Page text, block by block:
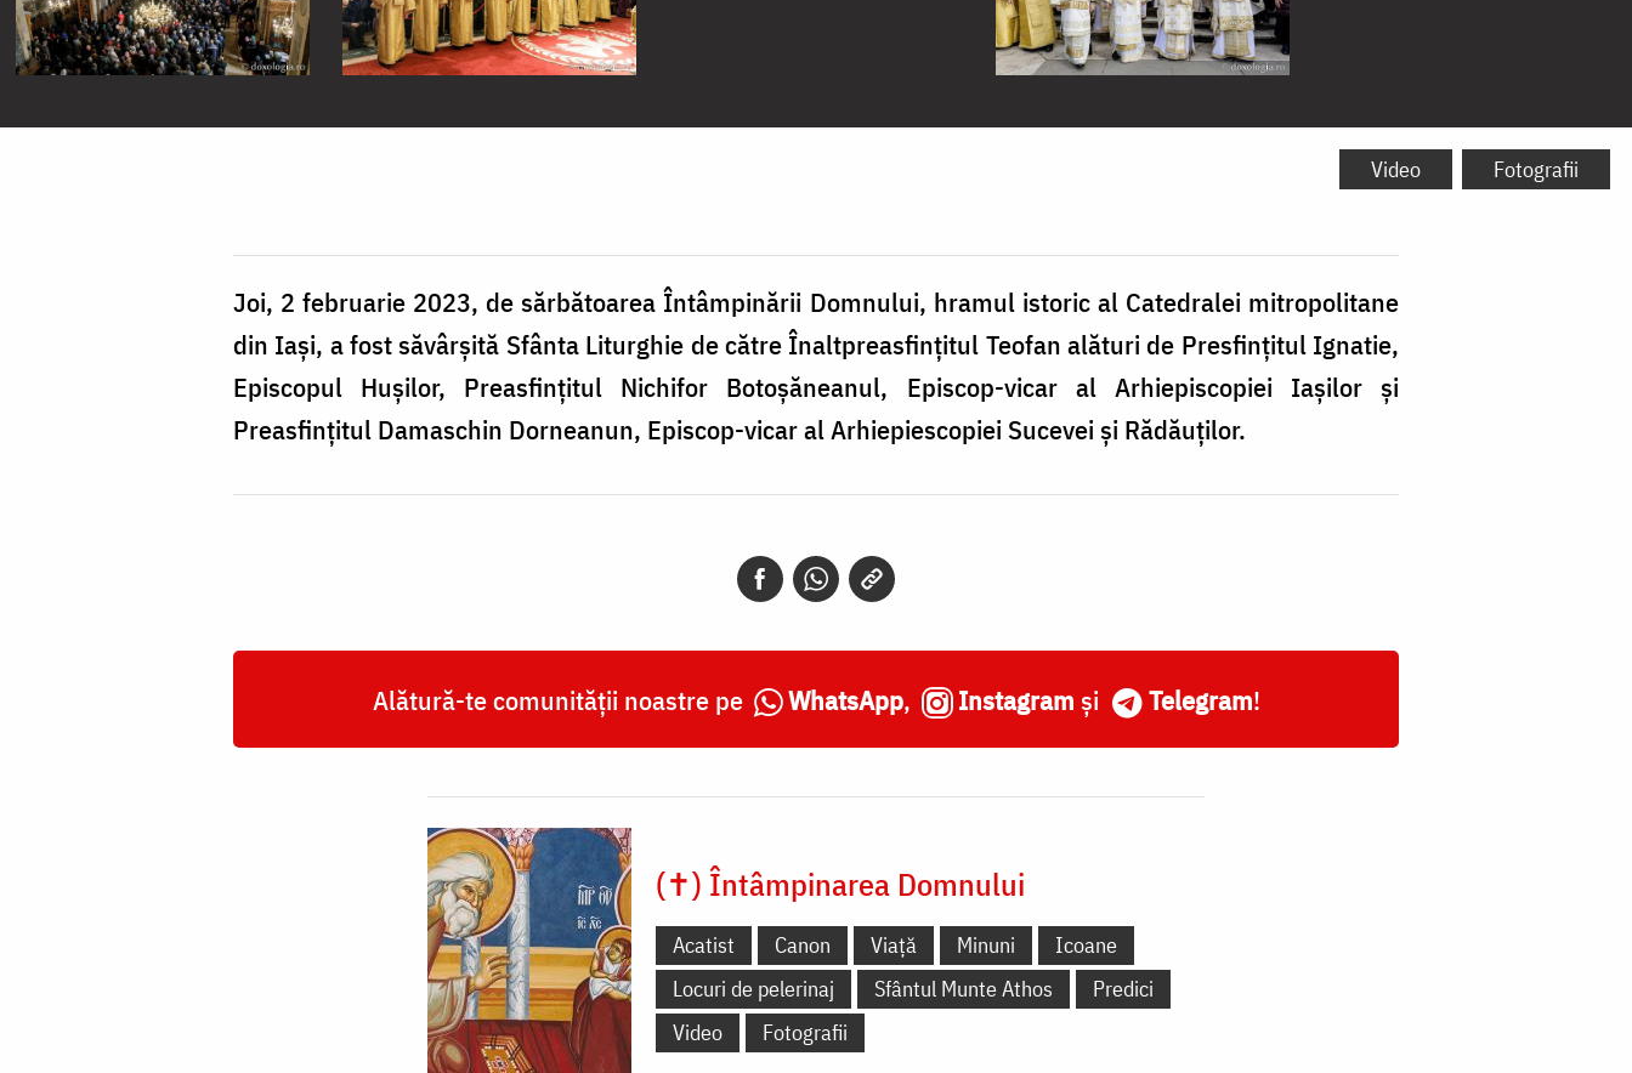
Video Fotografii
Joi, 2 februarie 2023, de sărbătoarea Întâmpinării Domnului, hramul istoric al Catedralei mitropolitane
din Iași, a fost săvârșită Sfânta Liturghie de către Înaltpreasfințitul Teofan alături de Presfințitul Ignatie,
Episcopul Hușilor, Preasfințitul Nichifor Botoșăneanul, Episcop-vicar al Arhiepiscopiei Iașilor și
Preasfințitul Damaschin Dorneanun, Episcop-vicar al Arhiepiescopiei Sucevei și Rădăuților.
Alătură-te comunității noastre pe WhatsApp, Instagram și Telegram!
(✝) Întâmpinarea Domnului
Acatist Canon Viață Minuni
Icoane
Locuri de pelerinaj
Sfântul Munte Athos
Predici
Video
Fotografii